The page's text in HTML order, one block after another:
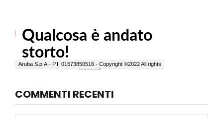
COMMENTI RECENTI